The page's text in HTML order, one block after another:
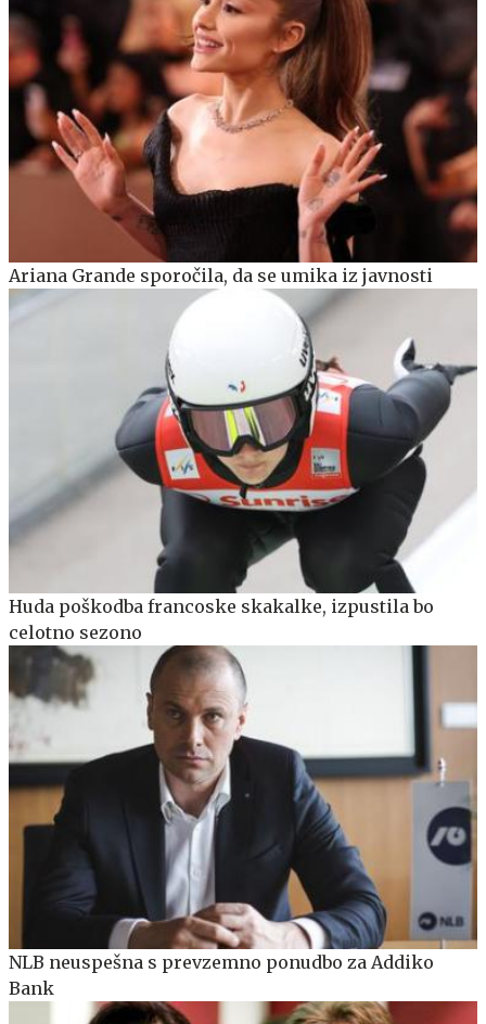
Ariana Grande sporočila, da se umika iz javnosti
Huda poškodba francoske skakalke, izpustila bo
celotno sezono
NLB neuspešna s prevzemno ponudbo za Addiko
Bank